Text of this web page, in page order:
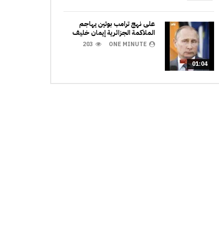
01:04
على نهج ترامب بوتين يهاجم
الملاكمة الجزائرية إيمان خليف
ONE MINUTE
203